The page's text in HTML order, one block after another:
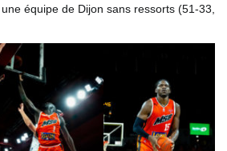
équipe de Dijon sans ressorts (51-33,